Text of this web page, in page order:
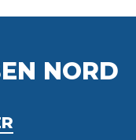
NORD